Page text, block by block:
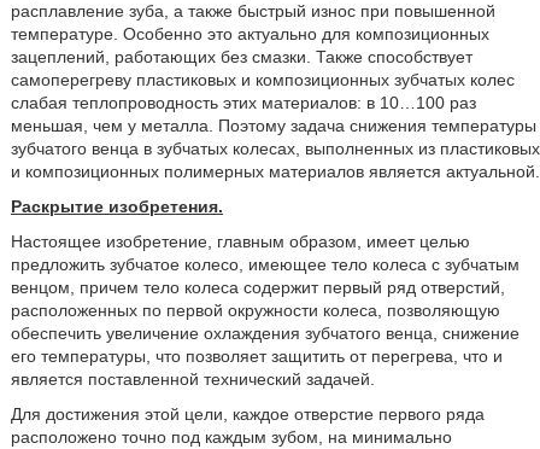
расплавление зуба, а также быстрый износ при повышенной
температуре. Особенно это актуально для композиционных
зацеплений, работающих без смазки. Также способствует
самоперегреву пластиковых и композиционных зубчатых колес
слабая теплопроводность этих материалов: в 10…100 раз
меньшая, чем у металла. Поэтому задача снижения температуры
зубчатого венца в зубчатых колесах, выполненных из пластиковых
и композиционных полимерных материалов является актуальной.
Раскрытие изобретения.
Настоящее изобретение, главным образом, имеет целью
предложить зубчатое колесо, имеющее тело колеса с зубчатым
венцом, причем тело колеса содержит первый ряд отверстий,
расположенных по первой окружности колеса, позволяющую
обеспечить увеличение охлаждения зубчатого венца, снижение
его температуры, что позволяет защитить от перегрева, что и
является поставленной технический задачей.
Для достижения этой цели, каждое отверстие первого ряда
расположено точно под каждым зубом, на минимально